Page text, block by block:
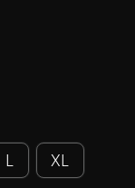
L XL